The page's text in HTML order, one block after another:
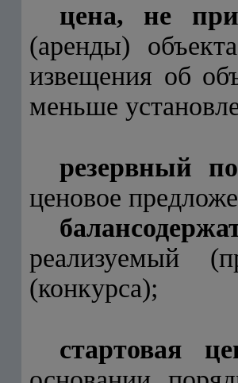
цена, не
(аренды)
извещения об
меньше
резервный
ценовое
реализуемый
(конкурса);
стартовая